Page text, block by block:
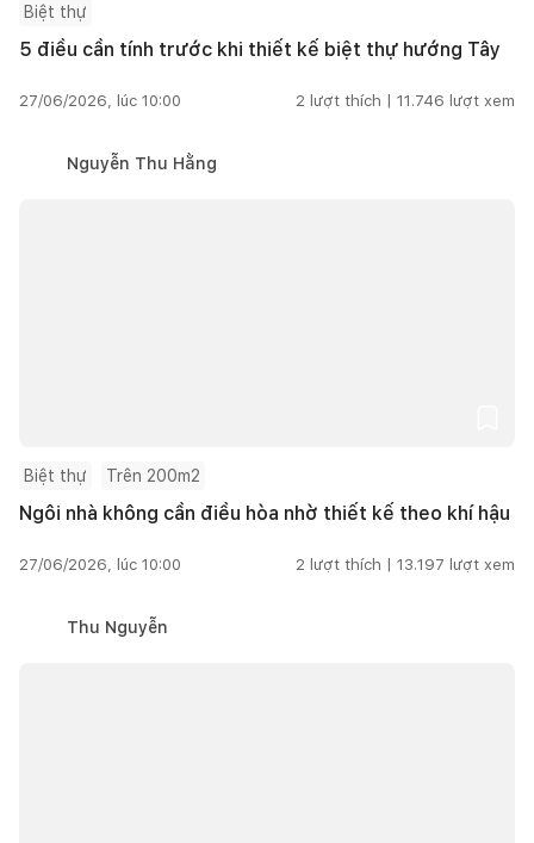
Biệt thự
5 điều cần tính trước khi thiết kế biệt thự hướng Tây
27/06/2026, lúc 10:00 2 lượt thích | 11.746 lượt xem
Nguyễn Thu Hằng
Biệt thự Trên 200m2
Ngôi nhà không cần điều hòa nhờ thiết kế theo khí hậu
27/06/2026, lúc 10:00 2 lượt thích | 13.197 lượt xem
Thu Nguyễn